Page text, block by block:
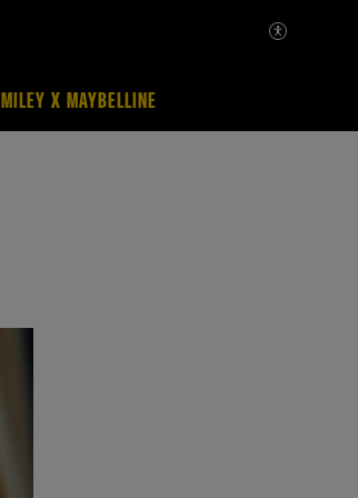
MILEY X MAYBELLINE